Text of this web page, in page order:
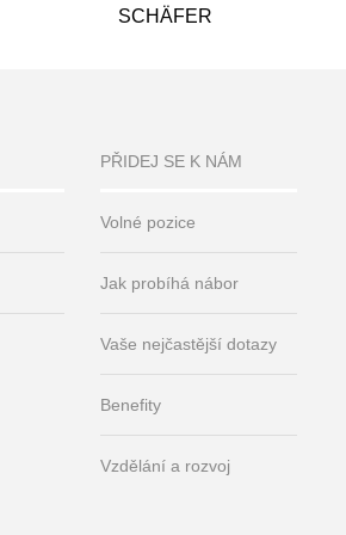
SCHÄFER
PŘIDEJ SE K NÁM
Volné pozice
Jak probíhá nábor
Vaše nejčastější dotazy
Benefity
Vzdělání a rozvoj